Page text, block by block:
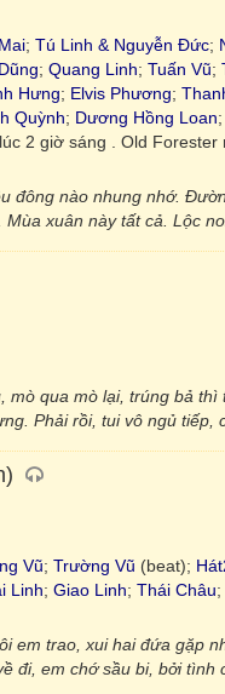
; Tú Linh & Nguyễn Đức;
; Quang Linh; Tuấn Vũ;
Hưng; Elvis Phương;
Quỳnh; Dương Hồng Loan;
2 giờ sáng . Old Forester
đông nào nhung nhớ.
xuân này tất cả. Lộc
qua mò lại, trúng bả
Phải rồi, tui vô ngủ tiếp,
Vũ; Trường Vũ (beat);
Linh; Giao Linh; Thái Châu;
em trao, xui hai đứa gặp
đi, em chớ sầu bi, bởi tình